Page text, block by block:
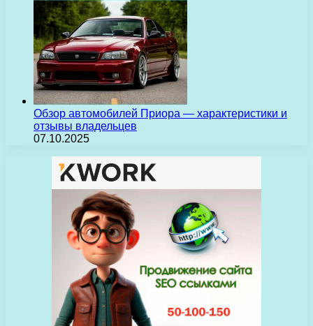
Обзор автомобилей Приора — характеристики и
отзывы владельцев
07.10.2025